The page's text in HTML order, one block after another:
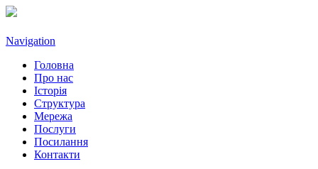
Navigation
Головна
Про нас
Історія
Структура
Мережа
Послуги
Посилання
Контакти